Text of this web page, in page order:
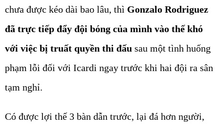
chưa được kéo dài bao lâu, thì Gonzalo Rodriguez
đã trực tiếp đẩy đội bóng của mình vào thế khó
với việc bị truất quyền thi đấu sau một tình huống
phạm lỗi đối với Icardi ngay trước khi hai đội ra sân
tạm nghỉ.
Có được lợi thế 3 bàn dẫn trước, lại đá hơn người,